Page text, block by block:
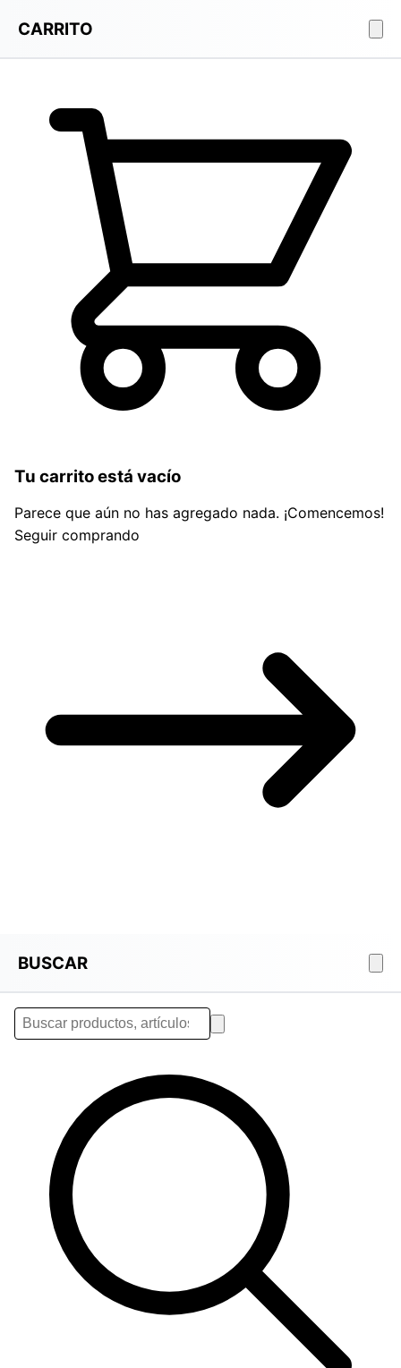
CARRITO
Tu carrito está vacío
Parece que aún no has agregado nada. ¡Comencemos!
Seguir comprando
BUSCAR